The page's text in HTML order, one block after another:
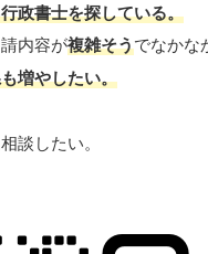
政書士を探している。
内容が複雑そうでなかな
増やしたい。
談したい。